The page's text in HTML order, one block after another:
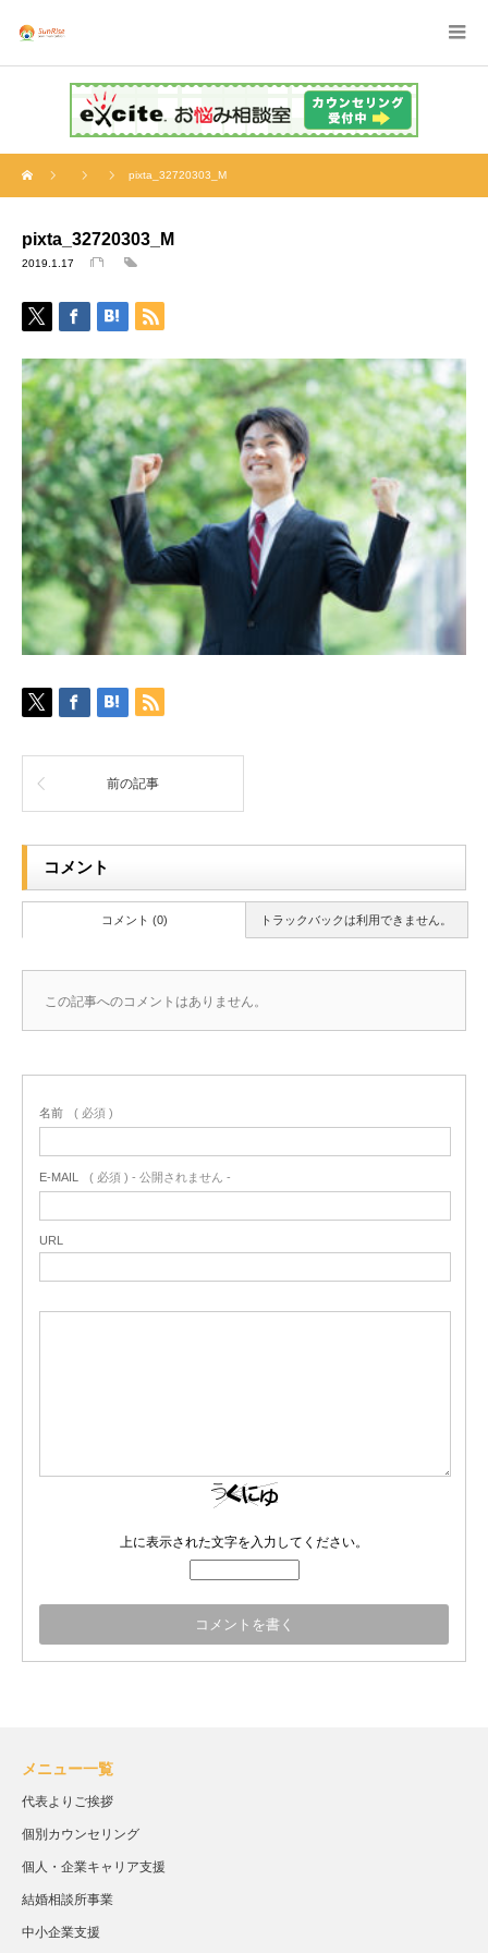
pixta_32720303_M
pixta_32720303_M
2019.1.17
前の記事
コメント
トラックバックは利用できません。
コメント (0)
この記事へのコメントはありません。
名前 ( 必須 )
E-MAIL ( 必須 ) - 公開されません -
URL
上に表示された文字を入力してください。
メニュー一覧
代表よりご挨拶
個別カウンセリング
個人・企業キャリア支援
結婚相談所事業
中小企業支援